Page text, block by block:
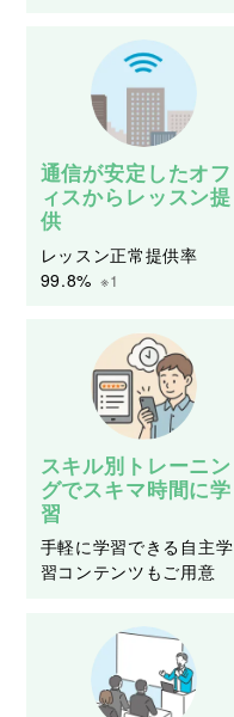
通信が安定したオフ
ィスからレッスン提
供
レッスン正常提供率
99.8% ※1
スキル別トレーニン
グでスキマ時間に学
習
手軽に学習できる自主学
習コンテンツもご用意